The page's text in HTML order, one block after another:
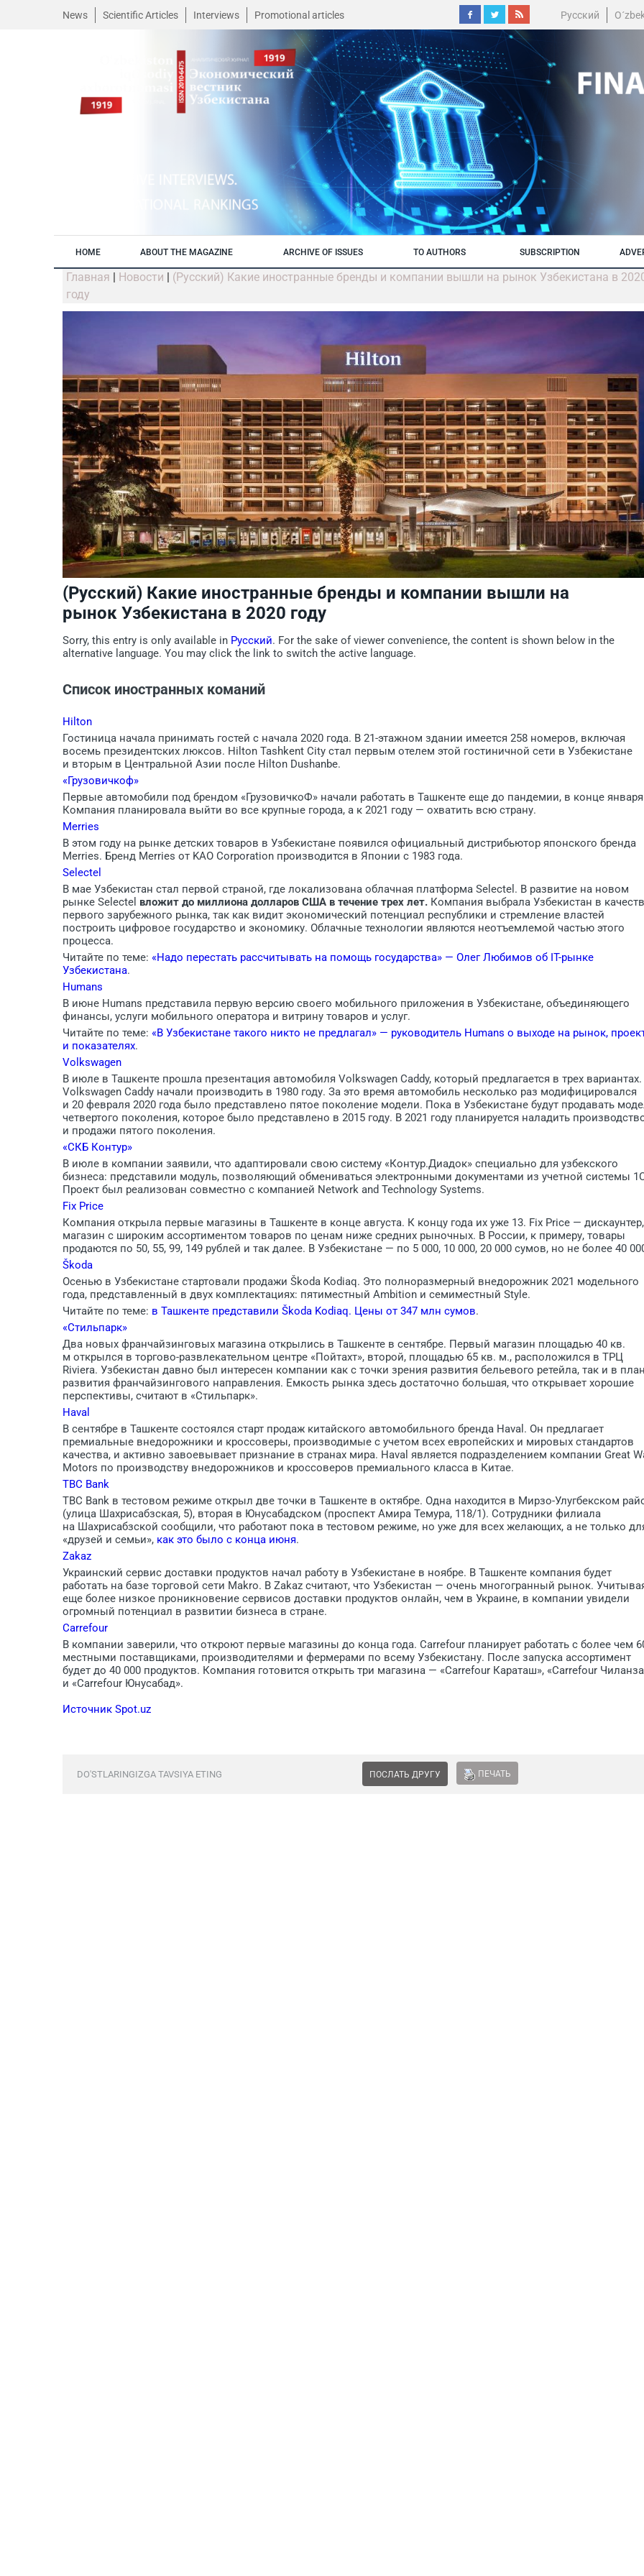
News Scientific Articles Interviews Promotional articles Русский
HOME ABOUT THE MAGAZINE ARCHIVE OF ISSUES TO AUTHORS SUBSCRIPTION
Главная | Новости | (Русский) Какие иностранные бренды и компании вышли на рынок Узбекистана в
году
(Русский) Какие иностранные бренды и компании вышли на
рынок Узбекистана в 2020 году
Sorry, this entry is only available in Русский. For the sake of viewer convenience, the content is shown below in the
alternative language. You may click the link to switch the active language.
Список иностранных команий
Hilton
Гостиница начала принимать гостей с начала 2020 года. В 21-этажном здании имеется 258 номеров, включая
восемь президентских люксов. Hilton Tashkent City стал первым отелем этой гостиничной сети в Узбекистане
и вторым в Центральной Азии после Hilton Dushanbe.
«Грузовичкоф»
Первые автомобили под брендом «ГрузовичкоФ» начали работать в Ташкенте еще до пандемии, в конце
Компания планировала выйти во все крупные города, а к 2021 году — охватить всю страну.
Merries
В этом году на рынке детских товаров в Узбекистане появился официальный дистрибьютор японского бренда
Merries. Бренд Merries от KAO Corporation производится в Японии с 1983 года.
Selectel
В мае Узбекистан стал первой страной, где локализована облачная платформа Selectel. В развитие на новом
рынке Selectel вложит до миллиона долларов США в течение трех лет. Компания выбрала Узбекистан в
первого зарубежного рынка, так как видит экономический потенциал республики и стремление властей
построить цифровое государство и экономику. Облачные технологии являются неотъемлемой частью этого
процесса.
Читайте по теме: «Надо перестать рассчитывать на помощь государства» — Олег Любимов об IT-рынке
Узбекистана.
Humans
В июне Humans представила первую версию своего мобильного приложения в Узбекистане, объединяющего
финансы, услуги мобильного оператора и витрину товаров и услуг.
Читайте по теме: «В Узбекистане такого никто не предлагал» — руководитель Humans о выходе на рынок,
и показателях.
Volkswagen
В июле в Ташкенте прошла презентация автомобиля Volkswagen Caddy, который предлагается в трех вариантах.
Volkswagen Caddy начали производить в 1980 году. За это время автомобиль несколько раз модифицировался
и 20 февраля 2020 года было представлено пятое поколение модели. Пока в Узбекистане будут продавать
четвертого поколения, которое было представлено в 2015 году. В 2021 году планируется наладить
и продажи пятого поколения.
«CКБ Контур»
В июле в компании заявили, что адаптировали свою систему «Контур.Диадок» специально для узбекского
бизнеса: представили модуль, позволяющий обмениваться электронными документами из учетной системы
Проект был реализован совместно с компанией Network and Technology Systems.
Fix Price
Компания открыла первые магазины в Ташкенте в конце августа. К концу года их уже 13. Fix Price — дискаунтер,
магазин с широким ассортиментом товаров по ценам ниже средних рыночных. В России, к примеру, товары
продаются по 50, 55, 99, 149 рублей и так далее. В Узбекистане — по 5 000, 10 000, 20 000 сумов, но не более 40
Škoda
Осенью в Узбекистане стартовали продажи Škoda Kodiaq. Это полноразмерный внедорожник 2021 модельного
года, представленный в двух комплектациях: пятиместный Ambition и семиместный Style.
Читайте по теме: в Ташкенте представили Škoda Kodiaq. Цены от 347 млн сумов.
«Стильпарк»
Два новых франчайзинговых магазина открылись в Ташкенте в сентябре. Первый магазин площадью 40 кв.
м открылся в торгово-развлекательном центре «Пойтахт», второй, площадью 65 кв. м., расположился в ТРЦ
Riviera. Узбекистан давно был интересен компании как с точки зрения развития бельевого ретейла, так и в
развития франчайзингового направления. Емкость рынка здесь достаточно большая, что открывает хорошие
перспективы, считают в «Стильпарк».
Haval
В сентябре в Ташкенте состоялся старт продаж китайского автомобильного бренда Haval. Он предлагает
премиальные внедорожники и кроссоверы, производимые с учетом всех европейских и мировых стандартов
качества, и активно завоевывает признание в странах мира. Haval является подразделением компании Great
Motors по производству внедорожников и кроссоверов премиального класса в Китае.
TBC Bank
TBC Bank в тестовом режиме открыл две точки в Ташкенте в октябре. Одна находится в Мирзо-Улугбекском
(улица Шахрисабзская, 5), вторая в Юнусабадском (проспект Амира Темура, 118/1). Сотрудники филиала
на Шахрисабзской сообщили, что работают пока в тестовом режиме, но уже для всех желающих, а не только
«друзей и семьи», как это было с конца июня.
Zakaz
Украинский сервис доставки продуктов начал работу в Узбекистане в ноябре. В Ташкенте компания будет
работать на базе торговой сети Makro. В Zakaz считают, что Узбекистан — очень многогранный рынок.
еще более низкое проникновение сервисов доставки продуктов онлайн, чем в Украине, в компании увидели
огромный потенциал в развитии бизнеса в стране.
Carrefour
В компании заверили, что откроют первые магазины до конца года. Carrefour планирует работать с более чем
местными поставщиками, производителями и фермерами по всему Узбекистану. После запуска ассортимент
будет до 40 000 продуктов. Компания готовится открыть три магазина — «Carrefour Караташ», «Carrefour
и «Carrefour Юнусабад».
Источник Spot.uz
DO'STLARINGIZGA TAVSIYA ETING ПОСЛАТЬ ДРУГУ ПЕЧАТЬ